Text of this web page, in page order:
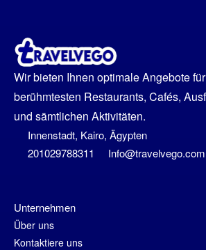
Wir bieten Ihnen optimale Angebote
berühmtesten Restaurants, Cafés,
und sämtlichen Aktivitäten.
Innenstadt, Kairo, Ägypten
201029788311
Info@travelvego.com
Unternehmen
Über uns
Kontaktiere uns